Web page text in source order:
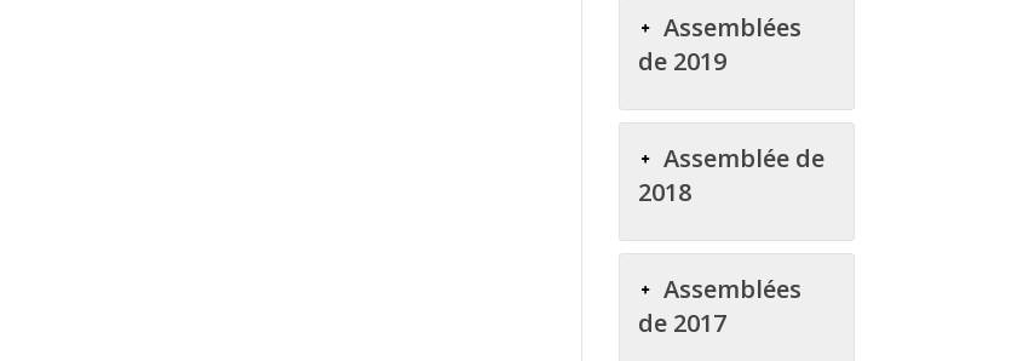
Assemblées
de 2019
Assemblée de
2018
Assemblées
de 2017